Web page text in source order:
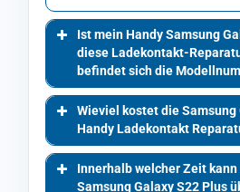
Ist mein Handy Samsung
diese Ladekontakt-
befindet sich die
Wieviel kostet die Samsung
Handy Ladekontakt
Innerhalb welcher Zeit
Samsung Galaxy S22 Plus